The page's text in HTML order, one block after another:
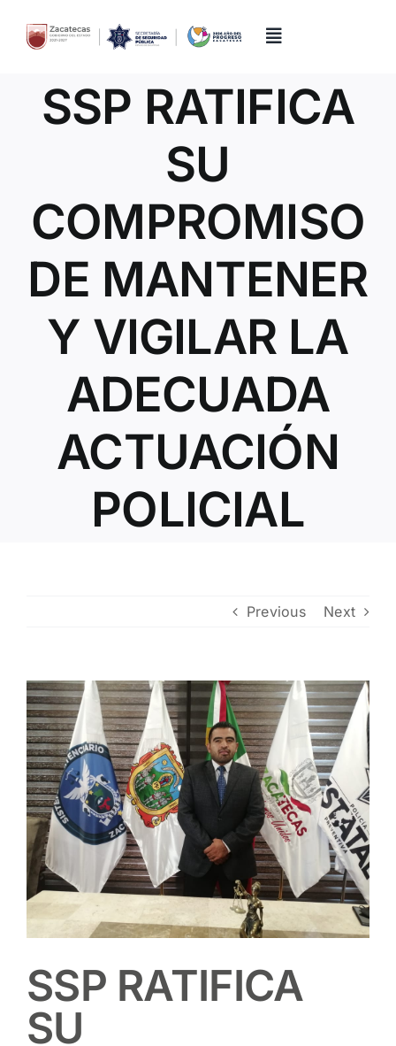
content
Toggle
Inicio
Quiénes Somos
Trámites y Servicios
Transparencia
Contacto
SSP RATIFICA
SU
COMPROMISO
DE MANTENER
Y VIGILAR LA
ADECUADA
ACTUACIÓN
POLICIAL
Previous Next
View
Larger
Image
SSP RATIFICA
SU